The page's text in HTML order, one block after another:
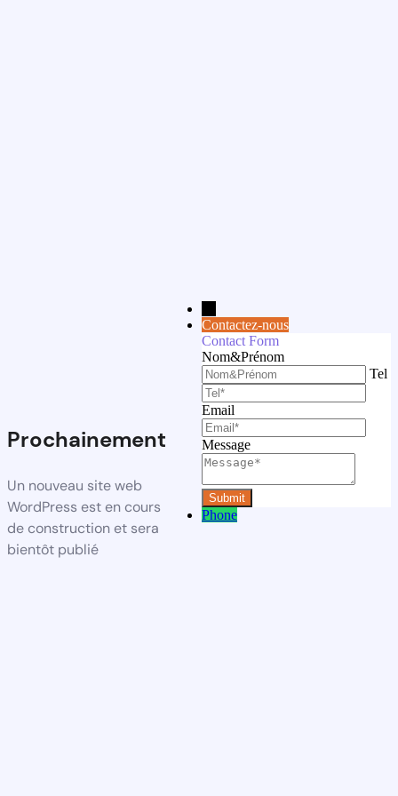
Prochainement
Un nouveau site web
WordPress est en cours
de construction et sera
bientôt publié
Contactez-nous
Contact Form
Nom&Prénom
Tel
Email
Message
Phone